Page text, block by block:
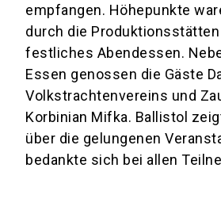
empfangen. Höhepunkte
durch die
festliches Abendessen.
Essen genossen die Gäste
Volkstrachtenvereins und
Korbinian Mifka. Ballistol
über die gelungenen
bedankte sich bei allen